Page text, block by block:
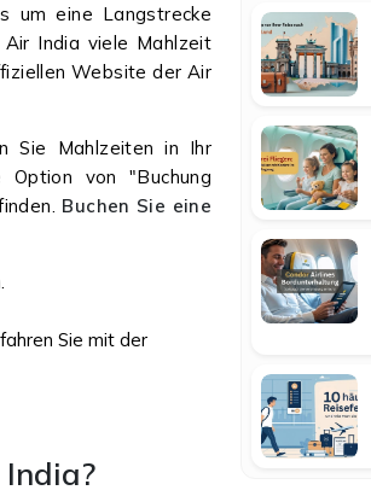
um eine Langstrecke
India viele Mahlzeit
Website der Air
Sie Mahlzeiten in Ihr
von "Buchung
Buchen Sie eine
Sie mit der